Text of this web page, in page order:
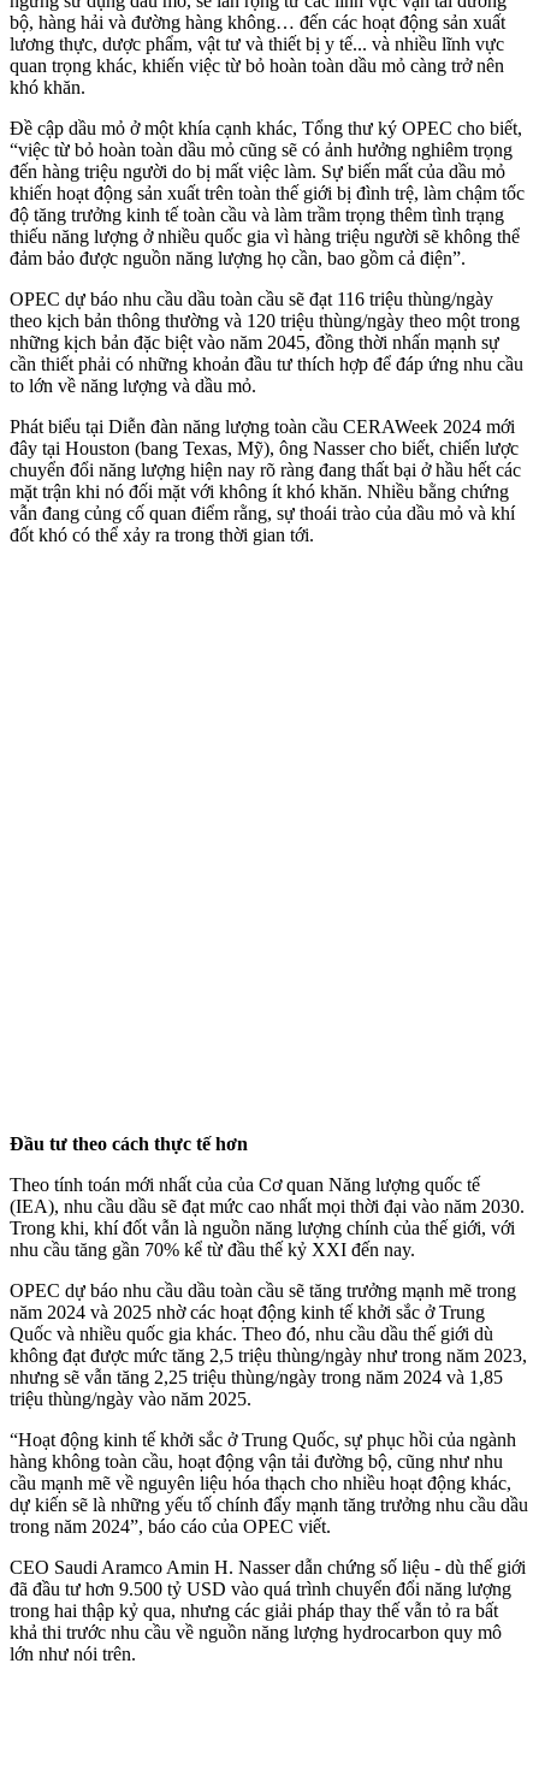
bộ, hàng hải và đường hàng không… đến các hoạt động sản xuất
lương thực, dược phẩm, vật tư và thiết bị y tế... và nhiều lĩnh vực
quan trọng khác, khiến việc từ bỏ hoàn toàn dầu mỏ càng trở nên
khó khăn.
Đề cập dầu mỏ ở một khía cạnh khác, Tổng thư ký OPEC cho biết,
“việc từ bỏ hoàn toàn dầu mỏ cũng sẽ có ảnh hưởng nghiêm trọng
đến hàng triệu người do bị mất việc làm. Sự biến mất của dầu mỏ
khiến hoạt động sản xuất trên toàn thế giới bị đình trệ, làm chậm tốc
độ tăng trưởng kinh tế toàn cầu và làm trầm trọng thêm tình trạng
thiếu năng lượng ở nhiều quốc gia vì hàng triệu người sẽ không thể
đảm bảo được nguồn năng lượng họ cần, bao gồm cả điện”.
OPEC dự báo nhu cầu dầu toàn cầu sẽ đạt 116 triệu thùng/ngày
theo kịch bản thông thường và 120 triệu thùng/ngày theo một trong
những kịch bản đặc biệt vào năm 2045, đồng thời nhấn mạnh sự
cần thiết phải có những khoản đầu tư thích hợp để đáp ứng nhu cầu
to lớn về năng lượng và dầu mỏ.
Phát biểu tại Diễn đàn năng lượng toàn cầu CERAWeek 2024 mới
đây tại Houston (bang Texas, Mỹ), ông Nasser cho biết, chiến lược
chuyển đổi năng lượng hiện nay rõ ràng đang thất bại ở hầu hết các
mặt trận khi nó đối mặt với không ít khó khăn. Nhiều bằng chứng
vẫn đang củng cố quan điểm rằng, sự thoái trào của dầu mỏ và khí
đốt khó có thể xảy ra trong thời gian tới.
Đầu tư theo cách thực tế hơn
Theo tính toán mới nhất của của Cơ quan Năng lượng quốc tế
(IEA), nhu cầu dầu sẽ đạt mức cao nhất mọi thời đại vào năm 2030.
Trong khi, khí đốt vẫn là nguồn năng lượng chính của thế giới, với
nhu cầu tăng gần 70% kể từ đầu thế kỷ XXI đến nay.
OPEC dự báo nhu cầu dầu toàn cầu sẽ tăng trưởng mạnh mẽ trong
năm 2024 và 2025 nhờ các hoạt động kinh tế khởi sắc ở Trung
Quốc và nhiều quốc gia khác. Theo đó, nhu cầu dầu thế giới dù
không đạt được mức tăng 2,5 triệu thùng/ngày như trong năm 2023,
nhưng sẽ vẫn tăng 2,25 triệu thùng/ngày trong năm 2024 và 1,85
triệu thùng/ngày vào năm 2025.
“Hoạt động kinh tế khởi sắc ở Trung Quốc, sự phục hồi của ngành
hàng không toàn cầu, hoạt động vận tải đường bộ, cũng như nhu
cầu mạnh mẽ về nguyên liệu hóa thạch cho nhiều hoạt động khác,
dự kiến sẽ là những yếu tố chính đẩy mạnh tăng trưởng nhu cầu dầu
trong năm 2024”, báo cáo của OPEC viết.
CEO Saudi Aramco Amin H. Nasser dẫn chứng số liệu - dù thế giới
đã đầu tư hơn 9.500 tỷ USD vào quá trình chuyển đổi năng lượng
trong hai thập kỷ qua, nhưng các giải pháp thay thế vẫn tỏ ra bất
khả thi trước nhu cầu về nguồn năng lượng hydrocarbon quy mô
lớn như nói trên.